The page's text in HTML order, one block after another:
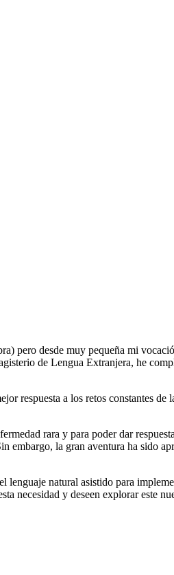
desde muy pequeña mi
de Lengua Extranjera, he
respuesta a los retos constantes
rara y para poder dar
la gran aventura ha sido
lenguaje natural asistido para
necesidad y deseen explorar este